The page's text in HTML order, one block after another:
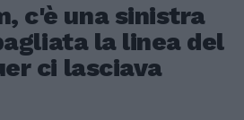
c'è una sinistra
la linea del
ci lasciava